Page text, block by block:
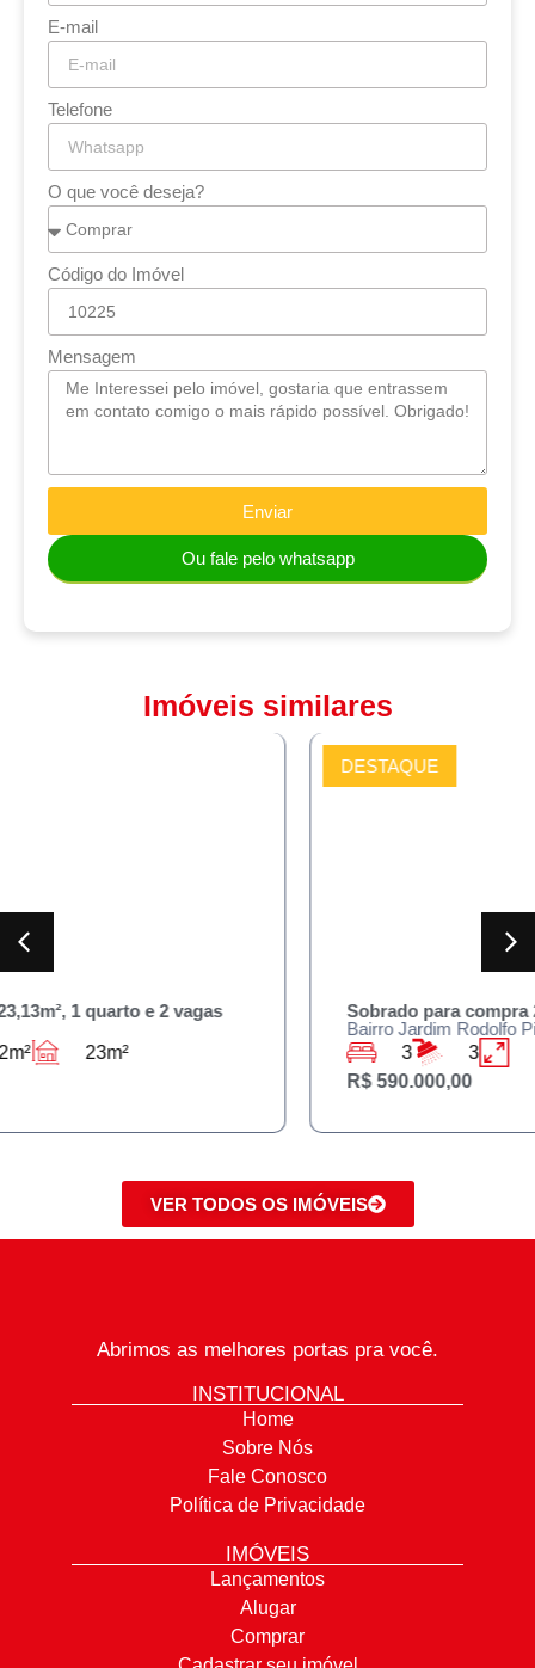
E-mail
Telefone
O que você deseja?
Código do Imóvel
Mensagem
Enviar
Ou fale pelo whatsapp
Imóveis similares
Sobrado para compra 230m² , 3 quartos e 3 banheiros
230m²
VER TODOS OS IMÓVEIS
Abrimos as melhores portas pra você.
INSTITUCIONAL
Home
Sobre Nós
Fale Conosco
Política de Privacidade
IMÓVEIS
Lançamentos
Alugar
Comprar